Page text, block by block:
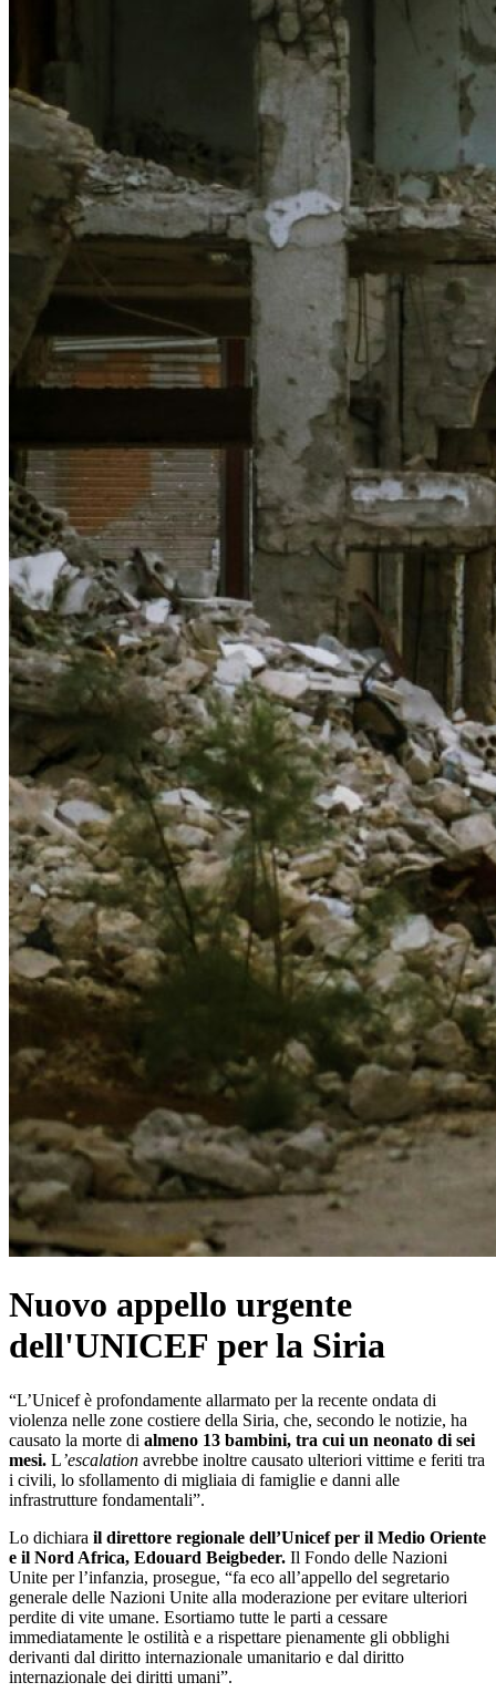
Nuovo appello urgente
dell'UNICEF per la Siria
“L’Unicef è profondamente allarmato per la recente ondata di
violenza nelle zone costiere della Siria, che, secondo le notizie, ha
causato la morte di almeno 13 bambini, tra cui un neonato di sei
mesi. L’escalation avrebbe inoltre causato ulteriori vittime e feriti tra
i civili, lo sfollamento di migliaia di famiglie e danni alle
infrastrutture fondamentali”.
Lo dichiara il direttore regionale dell’Unicef per il Medio Oriente
e il Nord Africa, Edouard Beigbeder. Il Fondo delle Nazioni
Unite per l’infanzia, prosegue, “fa eco all’appello del segretario
generale delle Nazioni Unite alla moderazione per evitare ulteriori
perdite di vite umane. Esortiamo tutte le parti a cessare
immediatamente le ostilità e a rispettare pienamente gli obblighi
derivanti dal diritto internazionale umanitario e dal diritto
internazionale dei diritti umani”.